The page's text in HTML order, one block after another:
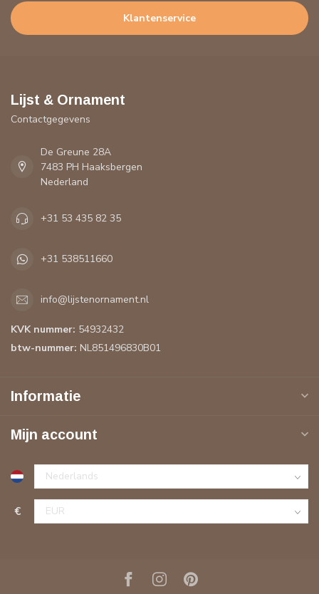
Klantenservice
Lijst & Ornament
Contactgegevens
De Greune 28A
7483 PH Haaksbergen
Nederland
+31 53 435 82 35
+31 538511660
info@lijstenornament.nl
KVK nummer: 54932432
btw-nummer: NL851496830B01
Informatie
Mijn account
€